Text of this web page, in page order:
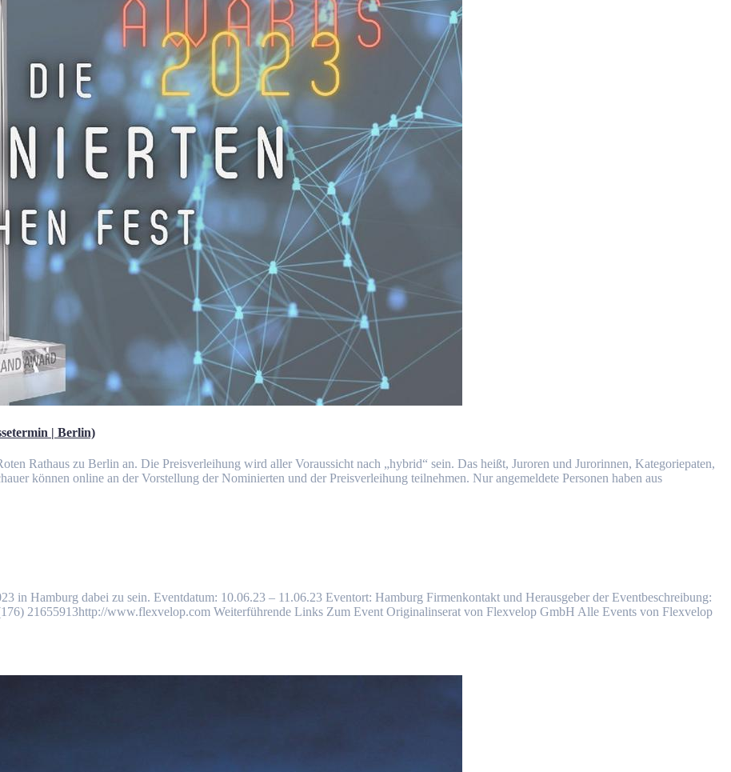
| Berlin)
Rathaus zu Berlin an. Die Preisverleihung wird aller Voraussicht nach „hybrid“ sein. Das heißt, Juroren und Jurorinnen, Kategoriepaten,
können online an der Vorstellung der Nominierten und der Preisverleihung teilnehmen. Nur angemeldete Personen haben aus
in Hamburg dabei zu sein. Eventdatum: 10.06.23 – 11.06.23 Eventort: Hamburg Firmenkontakt und Herausgeber der Eventbeschreibung:
21655913http://www.flexvelop.com Weiterführende Links Zum Event Originalinserat von Flexvelop GmbH Alle Events von Flexvelop